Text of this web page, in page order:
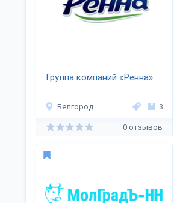
Группа компаний «Ренна»
Белгород 3
0 отзывов